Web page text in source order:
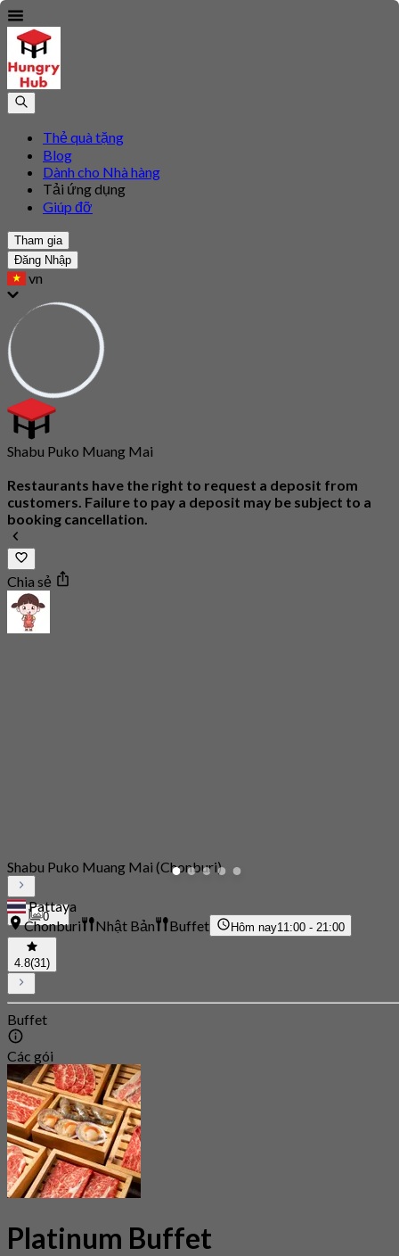
Thẻ quà tặng
Blog
Dành cho Nhà hàng
Tải ứng dụng
Giúp đỡ
Tham gia
Đăng Nhập
vn
Shabu Puko Muang Mai
Restaurants have the right to request a deposit from
customers. Failure to pay a deposit may be subject to a
booking cancellation.
Chia sẻ
0
Shabu Puko Muang Mai (Chonburi)
Pattaya
Chonburi
Nhật Bản Buffet Hôm nay11:00 - 21:00
4.8(31)
Buffet
Các gói
Platinum Buffet